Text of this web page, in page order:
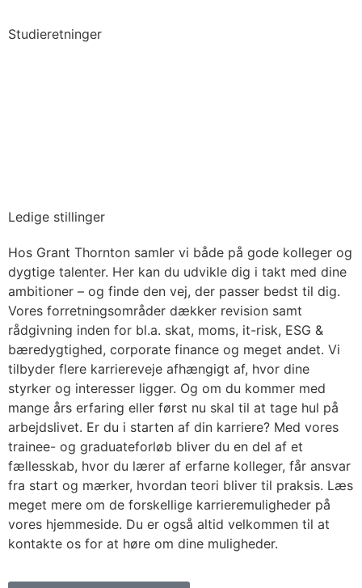
Studieretninger
Ledige stillinger
Hos Grant Thornton samler vi både på gode kolleger og
dygtige talenter. Her kan du udvikle dig i takt med dine
ambitioner – og finde den vej, der passer bedst til dig.
Vores forretningsområder dækker revision samt
rådgivning inden for bl.a. skat, moms, it-risk, ESG &
bæredygtighed, corporate finance og meget andet. Vi
tilbyder flere karriereveje afhængigt af, hvor dine
styrker og interesser ligger. Og om du kommer med
mange års erfaring eller først nu skal til at tage hul på
arbejdslivet. Er du i starten af din karriere? Med vores
trainee- og graduateforløb bliver du en del af et
fællesskab, hvor du lærer af erfarne kolleger, får ansvar
fra start og mærker, hvordan teori bliver til praksis. Læs
meget mere om de forskellige karrieremuligheder på
vores hjemmeside. Du er også altid velkommen til at
kontakte os for at høre om dine muligheder.